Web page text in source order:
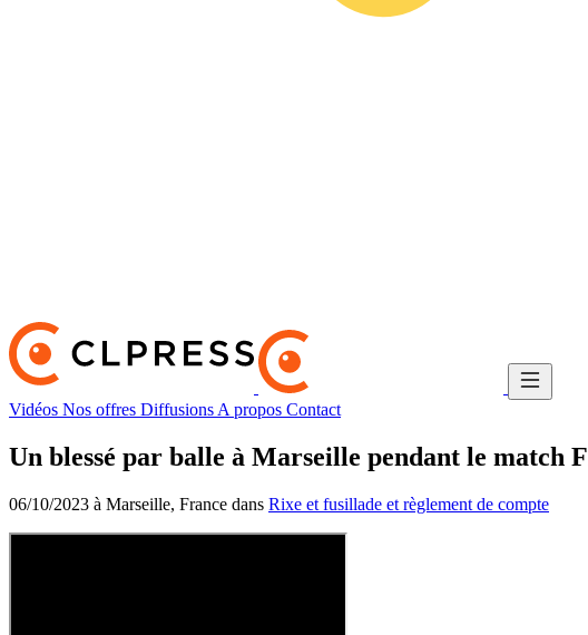
Vidéos Nos offres Diffusions A propos Contact
Un blessé par balle à Marseille pendant le match
06/10/2023 à Marseille, France dans Rixe et fusillade et règlement de compte